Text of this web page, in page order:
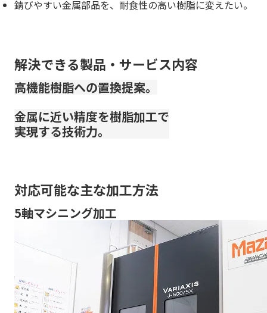
錆びやすい金属部品を、耐食性の高い樹脂に変えたい。
解決できる製品・サービス内容
高機能樹脂への置換提案。
金属に近い精度を樹脂加工で
実現する技術力。
対応可能な主な加工方法
5軸マシニング加工